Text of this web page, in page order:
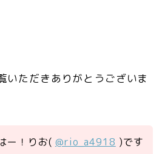
いただきありがとうございま
ー！りお( @rio_a4918 )です